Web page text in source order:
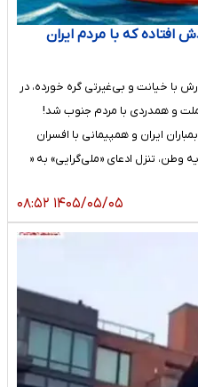
افتاده که با مردم ایران
با خیانت و بی‌غیرتی گره خورده، در
ملت و همدردی با مردم جنوب شد!
ایران و همپیمانی با افسران
وطن، تنزل ادعای «ملی‌گرایی» به «
۱۴۰۵/۰۵/۰۵ ۰۸:۵۲